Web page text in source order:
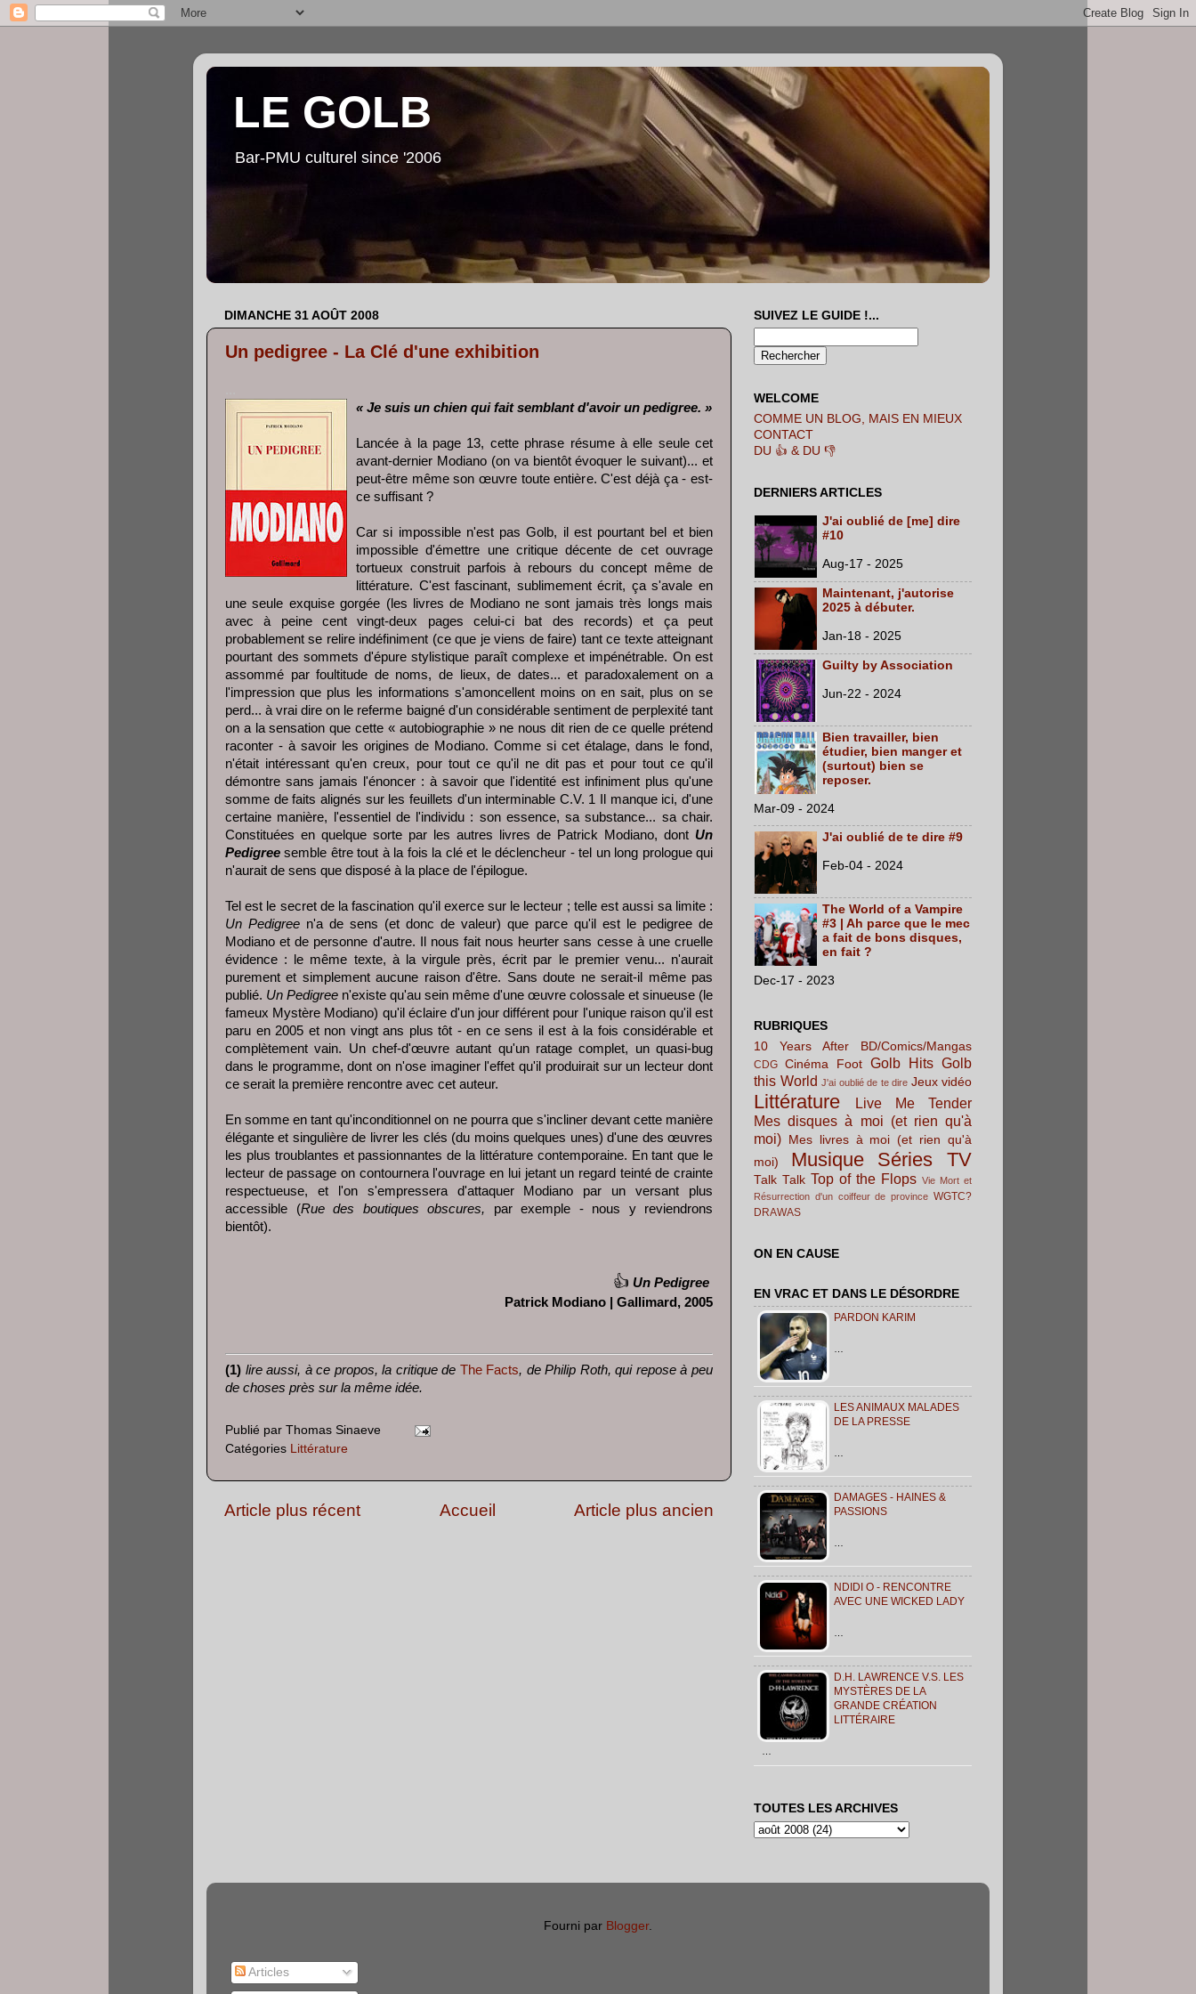
LE GOLB
Bar-PMU culturel since '2006
DIMANCHE 31 AOÛT 2008
Un pedigree - La Clé d'une exhibition
« Je suis un chien qui fait semblant d'avoir un pedigree. »
Lancée à la page 13, cette phrase résume à elle seule cet
avant-dernier Modiano (on va bientôt évoquer le suivant)... et
peut-être même son œuvre toute entière. C'est déjà ça - est-
ce suffisant ?
Car si impossible n'est pas Golb, il est pourtant bel et bien
impossible d'émettre une critique décente de cet ouvrage
tortueux construit parfois à rebours du concept même de
littérature. C'est fascinant, sublimement écrit, ça s'avale en
une seule exquise gorgée (les livres de Modiano ne sont jamais très longs mais
avec à peine cent vingt-deux pages celui-ci bat des records) et ça peut
probablement se relire indéfiniment (ce que je viens de faire) tant ce texte atteignant
pourtant des sommets d'épure stylistique paraît complexe et impénétrable. On est
assommé par foultitude de noms, de lieux, de dates... et paradoxalement on a
l'impression que plus les informations s'amoncellent moins on en sait, plus on se
perd... à vrai dire on le referme baigné d'un considérable sentiment de perplexité tant
on a la sensation que cette « autobiographie » ne nous dit rien de ce quelle prétend
raconter - à savoir les origines de Modiano. Comme si cet étalage, dans le fond,
n'était intéressant qu'en creux, pour tout ce qu'il ne dit pas et pour tout ce qu'il
démontre sans jamais l'énoncer : à savoir que l'identité est infiniment plus qu'une
somme de faits alignés sur les feuillets d'un interminable C.V. 1 Il manque ici, d'une
certaine manière, l'essentiel de l'individu : son essence, sa substance... sa chair.
Constituées en quelque sorte par les autres livres de Patrick Modiano, dont Un
Pedigree semble être tout à la fois la clé et le déclencheur - tel un long prologue qui
n'aurait de sens que disposé à la place de l'épilogue.
Tel est le secret de la fascination qu'il exerce sur le lecteur ; telle est aussi sa limite :
Un Pedigree n'a de sens (et donc de valeur) que parce qu'il est le pedigree de
Modiano et de personne d'autre. Il nous fait nous heurter sans cesse à une cruelle
évidence : le même texte, à la virgule près, écrit par le premier venu... n'aurait
purement et simplement aucune raison d'être. Sans doute ne serait-il même pas
publié. Un Pedigree n'existe qu'au sein même d'une œuvre colossale et sinueuse (le
fameux Mystère Modiano) qu'il éclaire d'un jour différent pour l'unique raison qu'il est
paru en 2005 et non vingt ans plus tôt - en ce sens il est à la fois considérable et
complètement vain. Un chef-d'œuvre autant qu'un ratage complet, un quasi-bug
dans le programme, dont on n'ose imaginer l'effet qu'il produirait sur un lecteur dont
ce serait la première rencontre avec cet auteur.
En somme en tant qu'inconditionnel on ne pourra que s'incliner devant cette manière
élégante et singulière de livrer les clés (du moins quelques unes) d'une des œuvres
les plus troublantes et passionnantes de la littérature contemporaine. En tant que le
lecteur de passage on contournera l'ouvrage en lui jetant un regard teinté de crainte
respectueuse, et l'on s'empressera d'attaquer Modiano par un versant plus
accessible (Rue des boutiques obscures, par exemple - nous y reviendrons
bientôt).
👍 Un Pedigree
Patrick Modiano | Gallimard, 2005
(1) lire aussi, à ce propos, la critique de The Facts, de Philip Roth, qui repose à peu
de choses près sur la même idée.
Publié par Thomas Sinaeve
Catégories Littérature
Article plus récent Article plus ancien
Accueil
SUIVEZ LE GUIDE !...
WELCOME
COMME UN BLOG, MAIS EN MIEUX
CONTACT
DU 👍 & DU 👎
DERNIERS ARTICLES
J'ai oublié de [me] dire
#10
Aug-17 - 2025
Maintenant, j'autorise
2025 à débuter.
Jan-18 - 2025
Guilty by Association
Jun-22 - 2024
Bien travailler, bien
étudier, bien manger et
(surtout) bien se
reposer.
Mar-09 - 2024
J'ai oublié de te dire #9
Feb-04 - 2024
The World of a Vampire
#3 | Ah parce que le mec
a fait de bons disques,
en fait ?
Dec-17 - 2023
RUBRIQUES
10 Years After
BD/Comics/Mangas
CDG Cinéma Foot Golb Hits Golb
this World J'ai oublié de te dire Jeux vidéo
Littérature
Live Me Tender
Mes disques à moi (et rien qu'à
moi) Mes livres à moi (et rien qu'à
moi)
Musique Séries TV
Talk Talk Top of the Flops Vie Mort et
Résurrection d'un coiffeur de province WGTC?
DRAWAS
ON EN CAUSE
EN VRAC ET DANS LE DÉSORDRE
PARDON KARIM
LES ANIMAUX MALADES
DE LA PRESSE
DAMAGES - HAINES &
PASSIONS
NDIDI O - RENCONTRE
AVEC UNE WICKED LADY
D.H. LAWRENCE V.S. LES
MYSTÈRES DE LA
GRANDE CRÉATION
LITTÉRAIRE
TOUTES LES ARCHIVES
Fourni par Blogger.
Articles